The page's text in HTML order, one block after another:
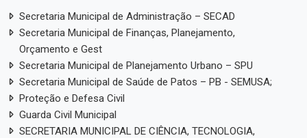
Secretaria Municipal de Administração – SECAD
Secretaria Municipal de Finanças, Planejamento,
Orçamento e Gest
Secretaria Municipal de Planejamento Urbano – SPU
Secretaria Municipal de Saúde de Patos – PB - SEMUSA;
Proteção e Defesa Civil
Guarda Civil Municipal
SECRETARIA MUNICIPAL DE CIÊNCIA, TECNOLOGIA,